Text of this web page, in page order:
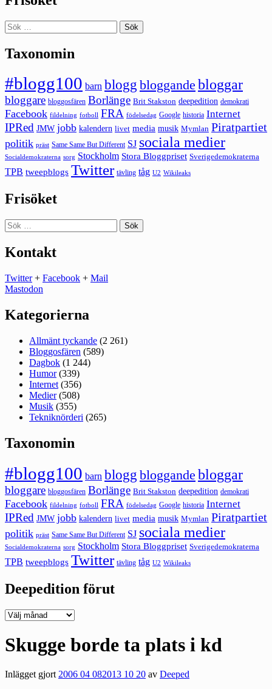
Sök
efter:
Taxonomin
#blogg100 barn blogg bloggande bloggar
bloggare bloggosfären Borlänge Brit Stakston deepedition demokrati
Facebook fildelning fotboll FRA födelsedag Google historia Internet
IPRed JMW jobb kalendern livet media musik Mymlan Piratpartiet
politik präst Same Same But Different SJ sociala medier
Socialdemokraterna sorg Stockholm Stora Bloggpriset Sverigedemokraterna
TPB tweepblogs Twitter tävling tåg U2 Wikileaks
Frisöket
Sök
efter:
Kontakt
Twitter+ Facebook + Mail
Mastodon
Kategorierna
Allmänt tyckande (2 261)
Bloggosfären (589)
Dagbok (1 244)
Humor(339)
Internet (356)
Medier(508)
Musik (355)
Tekniknörderi (265)
Taxonomin
#blogg100 barn blogg bloggande bloggar
bloggare bloggosfären Borlänge Brit Stakston deepedition demokrati
Facebook fildelning fotboll FRA födelsedag Google historia Internet
IPRed JMW jobb kalendern livet media musik Mymlan Piratpartiet
politik präst Same Same But Different SJ sociala medier
Socialdemokraterna sorg Stockholm Stora Bloggpriset Sverigedemokraterna
TPB tweepblogs Twitter tävling tåg U2 Wikileaks
Deepedition förut
Deepedition
Skugge borde ta plats i kd
Inlägget gjort2006 04 082013 10 20 av Deeped